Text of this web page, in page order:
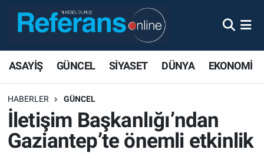
ASAYİŞ GÜNCEL SİYASET DÜNYA EKONOMİ
HABERLER GÜNCEL
İletişim Başkanlığı’ndan
Gaziantep’te önemli etkinlik